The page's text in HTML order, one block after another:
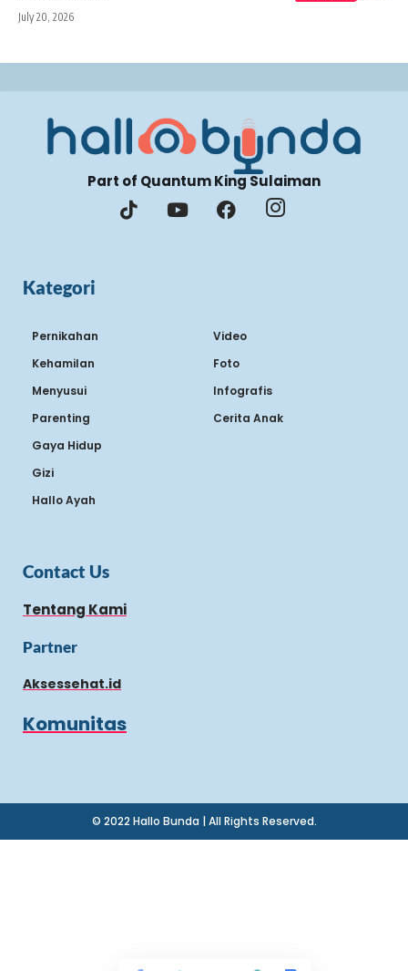
July 20, 2026
Part of Quantum King Sulaiman
Kategori
Pernikahan
Kehamilan
Menyusui
Parenting
Gaya Hidup
Gizi
Hallo Ayah
Video
Foto
Infografis
Cerita Anak
Contact Us
Tentang Kami
Partner
Aksessehat.id
Komunitas
© 2022 Hallo Bunda | All Rights Reserved.